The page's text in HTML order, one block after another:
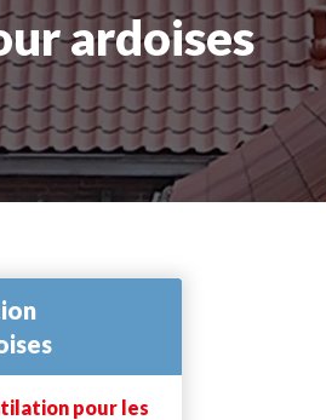
ardoises
pour les